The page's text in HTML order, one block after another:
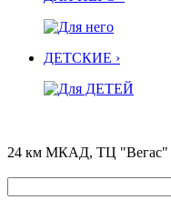
ДЕТСКИЕ ›
24 км МКАД, ТЦ "Вегас"